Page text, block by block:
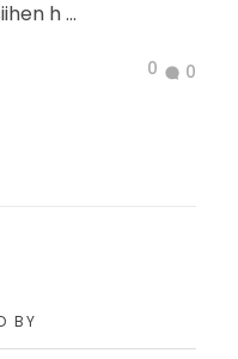
h ...
0 0
BY